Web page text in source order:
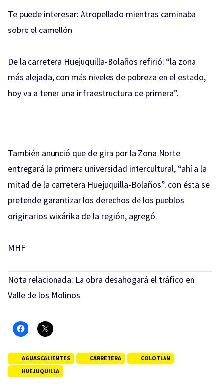
Te puede interesar: Atropellado mientras caminaba
sobre el camellón
De la carretera Huejuquilla-Bolaños refirió: “la zona
más alejada, con más niveles de pobreza en el estado,
hoy va a tener una infraestructura de primera”.
También anunció que de gira por la Zona Norte
entregará la primera universidad intercultural, “ahí a la
mitad de la carretera Huejuquilla-Bolaños”, con ésta se
pretende garantizar los derechos de los pueblos
originarios wixárika de la región, agregó.
MHF
Nota relacionada: La obra desahogará el tráfico en
Valle de los Molinos
AGUASCALIENTES CARRETERA
COLOTLÁN
HUEJUQUILLA